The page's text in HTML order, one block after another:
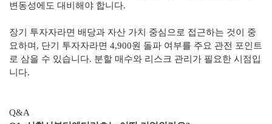
변동성에도 대비해야 합니다.
장기 투자자라면 배당과 자산 가치 중심으로 접근하는 것이 중
요하며, 단기 투자자라면 4,900원 돌파 여부를 주요 관전 포인트
로 삼을 수 있습니다. 분할 매수와 리스크 관리가 필요한 시점입
니다.
Q&A